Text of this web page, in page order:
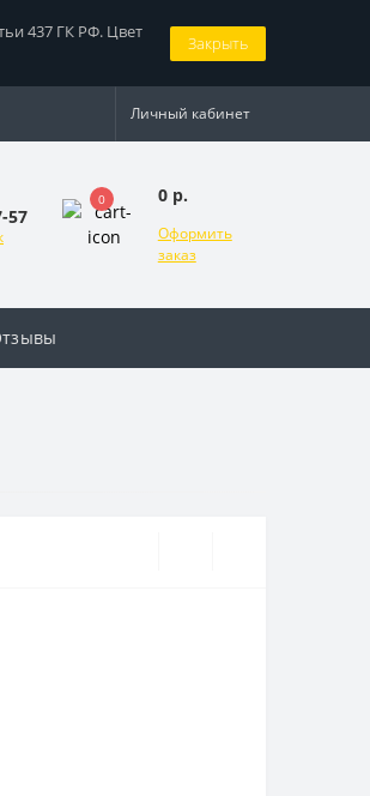
437 ГК РФ. Цвет
Закрыть
Личный кабинет
57
0 0 р.
Оформить
заказ